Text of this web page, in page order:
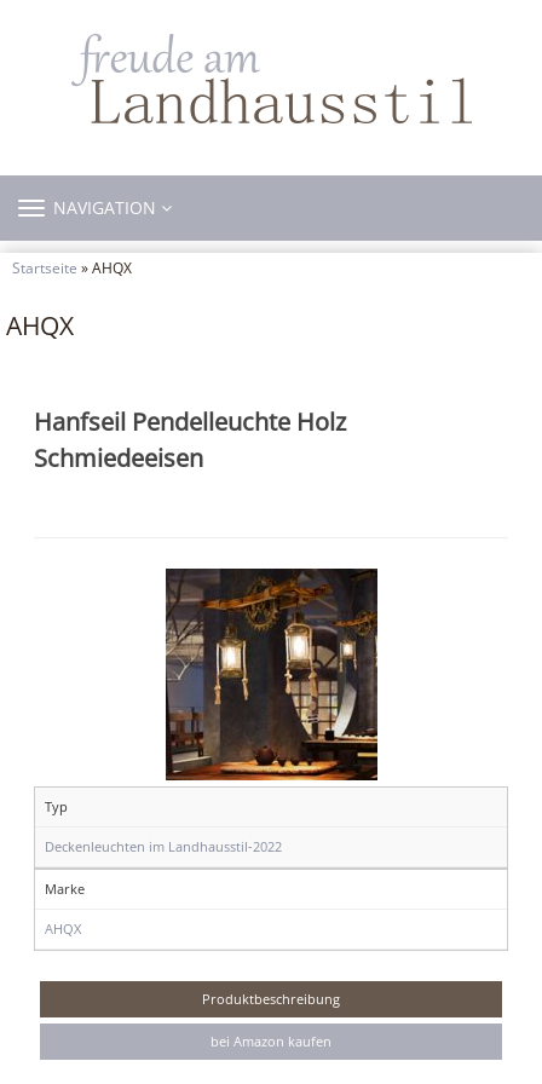
TOGGLE
NAVIGATION
Startseite » AHQX
AHQX
Hanfseil Pendelleuchte Holz
Schmiedeeisen
Typ
Deckenleuchten im Landhausstil-2022
Marke
AHQX
Produktbeschreibung
bei Amazon kaufen